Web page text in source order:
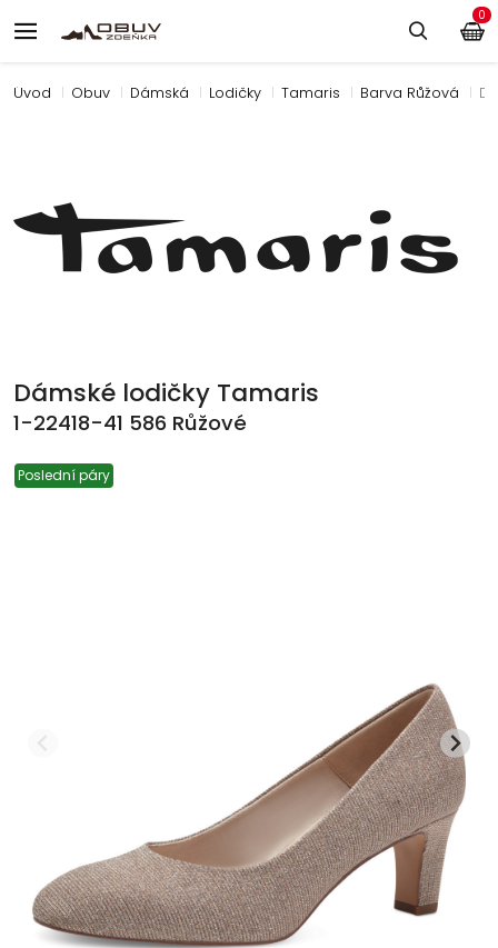
Úvod Obuv Dámská Lodičky Tamaris Barva Růžová
Dámské lodičky Tamaris
1-22418-41 586 Růžové
Poslední páry
0